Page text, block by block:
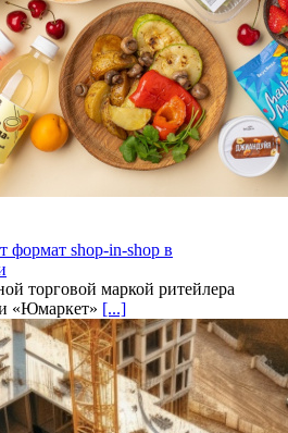
формат shop-in-shop в
торговой маркой ритейлера
«Юмаркет» [...]